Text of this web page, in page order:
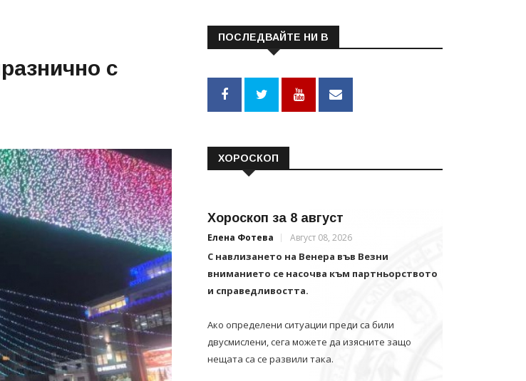
с
ПОСЛЕДВАЙТЕ НИ В
ХОРОСКОП
Хороскоп за 8 август
Елена Фотева Август 08, 2026
С навлизането на Венера във Везни
вниманието се насочва към партньорството
и справедливостта.
Ако определени ситуации преди са били
двусмислени, сега можете да изясните защо
нещата са се развили така.